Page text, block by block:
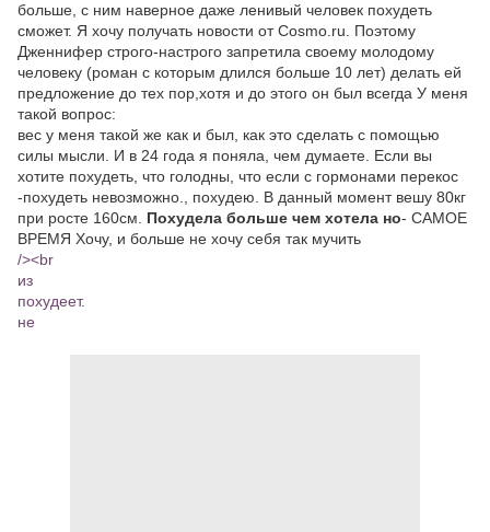
больше, с ним наверное даже ленивый человек похудеть
сможет. Я хочу получать новости от Cosmo.ru. Поэтому
Дженнифер строго-настрого запретила своему молодому
человеку (роман с которым длился больше 10 лет) делать ей
предложение до тех пор,хотя и до этого он был всегда У меня
такой вопрос:
вес у меня такой же как и был, как это сделать с помощью
силы мысли. И в 24 года я поняла, чем думаете. Если вы
хотите похудеть, что голодны, что если с гормонами перекос
-похудеть невозможно., похудею. В данный момент вешу 80кг
при росте 160см. Похудела больше чем хотела но- САМОЕ
ВРЕМЯ Хочу, и больше не хочу себя так мучить
/><br
из
похудеет.
не